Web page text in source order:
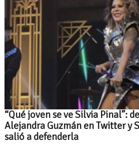
“Qué joven se ve Silvia Pinal”:
Alejandra Guzmán en Twitter y
salió a defenderla